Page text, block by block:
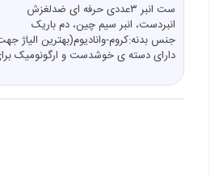
ست انبر ۳عددی حرفه ای ضدلغزش
انبردست، انبر سیم چین، دم باریک
جنس بدنه:کروم-وانادیوم(بهترین الیاژ
دارای دسته ی خوشدست و ارگونومیک